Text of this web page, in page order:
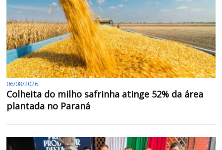
06/08/2026
Colheita do milho safrinha atinge 52% da área
plantada no Paraná